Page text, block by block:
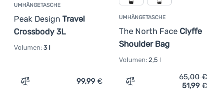
UMHÄNGETASCHE
Peak Design Travel
Crossbody 3L
Volumen: 3 l
Zum Vergleich 'Umhängetasche Peak Design Travel
99,99 €
UMHÄNGETASCHE
The North Face Clyffe
Shoulder Bag
Volumen: 2,5 l
Zum Vergleich
65,00€
51,99 €